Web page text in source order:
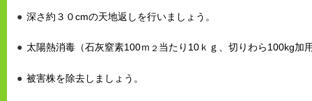
深さ約３０cmの天地返しを行いましょう。
太陽熱消毒（石灰窒素100ｍ ２ 当たり10ｋｇ、切りわら100kg加
被害株を除去しましょう。